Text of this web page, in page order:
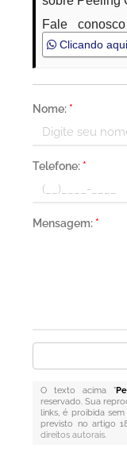
Fale
Clicando aqui
Nome: *
Telefone: *
Mensagem: *
O texto acima "
reservado. Sua
links, é proibida
previsto no artigo
direitos autorais.